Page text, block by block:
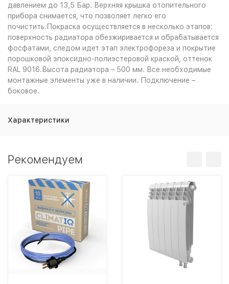
давлением до 13,5 Бар. Верхняя крышка отопительного
прибора снимается, что позволяет легко его
почистить.Покраска осуществляется в несколько этапов:
поверхность радиатора обезжиривается и обрабатывается
фосфатами, следом идет этап электрофореза и покрытие
порошковой эпоксидно-полиэстеровой краской, оттенок
RAL 9016.Высота радиатора – 500 мм. Все необходимые
монтажные элементы уже в наличии. Подключение –
боковое.
Характеристики
Рекомендуем